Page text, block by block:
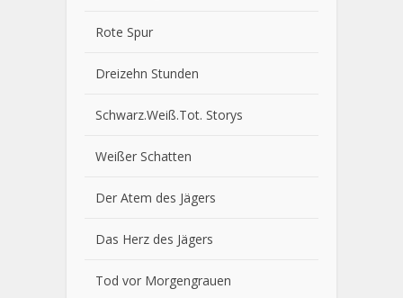
Rote Spur
Dreizehn Stunden
Schwarz.Weiß.Tot. Storys
Weißer Schatten
Der Atem des Jägers
Das Herz des Jägers
Tod vor Morgengrauen